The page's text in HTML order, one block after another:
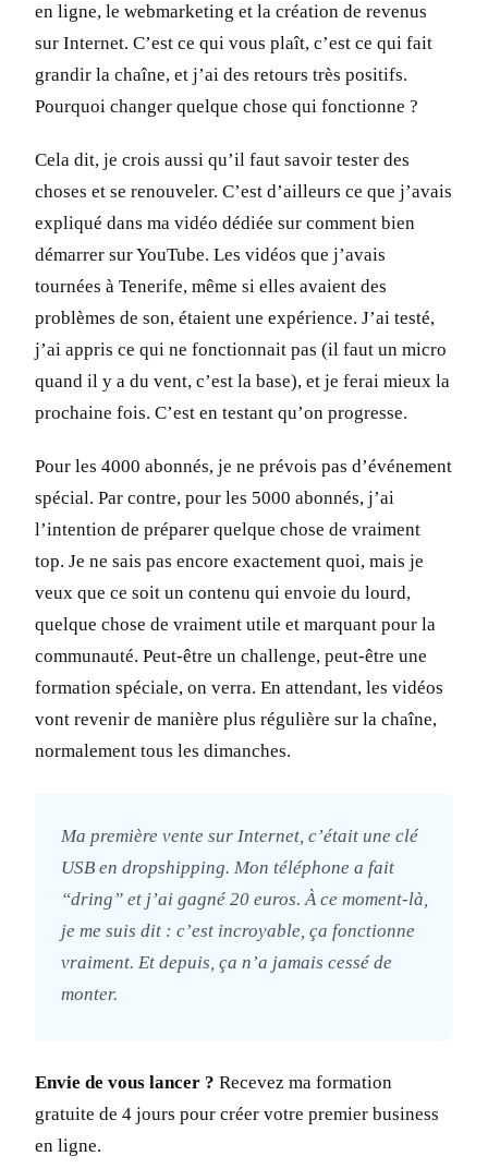
en ligne, le webmarketing et la création de revenus
sur Internet. C’est ce qui vous plaît, c’est ce qui fait
grandir la chaîne, et j’ai des retours très positifs.
Pourquoi changer quelque chose qui fonctionne ?
Cela dit, je crois aussi qu’il faut savoir tester des
choses et se renouveler. C’est d’ailleurs ce que j’avais
expliqué dans ma vidéo dédiée sur comment bien
démarrer sur YouTube. Les vidéos que j’avais
tournées à Tenerife, même si elles avaient des
problèmes de son, étaient une expérience. J’ai testé,
j’ai appris ce qui ne fonctionnait pas (il faut un micro
quand il y a du vent, c’est la base), et je ferai mieux la
prochaine fois. C’est en testant qu’on progresse.
Pour les 4000 abonnés, je ne prévois pas d’événement
spécial. Par contre, pour les 5000 abonnés, j’ai
l’intention de préparer quelque chose de vraiment
top. Je ne sais pas encore exactement quoi, mais je
veux que ce soit un contenu qui envoie du lourd,
quelque chose de vraiment utile et marquant pour la
communauté. Peut-être un challenge, peut-être une
formation spéciale, on verra. En attendant, les vidéos
vont revenir de manière plus régulière sur la chaîne,
normalement tous les dimanches.
Ma première vente sur Internet, c’était une clé
USB en dropshipping. Mon téléphone a fait
“dring” et j’ai gagné 20 euros. À ce moment-là,
je me suis dit : c’est incroyable, ça fonctionne
vraiment. Et depuis, ça n’a jamais cessé de
monter.
Envie de vous lancer ? Recevez ma formation
gratuite de 4 jours pour créer votre premier business
en ligne.